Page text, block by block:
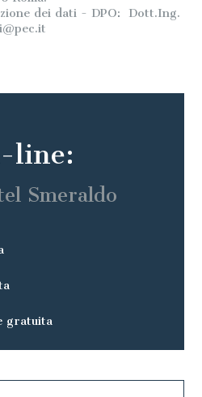
dei dati - DPO: Dott.Ing.
line:
Smeraldo
gratuita